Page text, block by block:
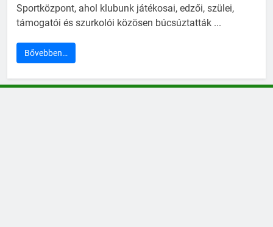
Sportközpont, ahol klubunk játékosai, edzői, szülei,
támogatói és szurkolói közösen búcsúztatták ...
Bővebben…